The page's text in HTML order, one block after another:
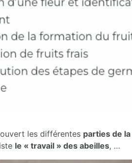
les différentes parties de
le « travail » des abeilles, …